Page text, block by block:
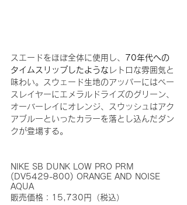
スエードをほぼ全体に使用し、
70年代への
タイムスリップしたような レトロな雰囲気と
味わい。スウェード生地のアッパーにはベー
スレイヤーにエメラルドライズのグリーン、
オーバーレイにオレンジ、スウッシュはアク
アブルーといったカラーを落とし込んだダン
クが登場する。
NIKE SB DUNK LOW PRO PRM
(DV5429-800) ORANGE AND NOISE
AQUA
販売価格：15,730円（税込）